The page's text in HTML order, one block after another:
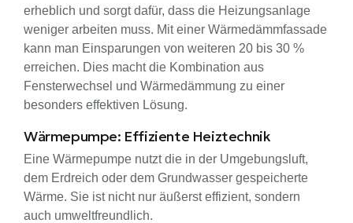
erheblich und sorgt dafür, dass die Heizungsanlage
weniger arbeiten muss. Mit einer Wärmedämmfassade
kann man Einsparungen von weiteren 20 bis 30 %
erreichen. Dies macht die Kombination aus
Fensterwechsel und Wärmedämmung zu einer
besonders effektiven Lösung.
Wärmepumpe: Effiziente Heiztechnik
Eine Wärmepumpe nutzt die in der Umgebungsluft,
dem Erdreich oder dem Grundwasser gespeicherte
Wärme. Sie ist nicht nur äußerst effizient, sondern
auch umweltfreundlich.